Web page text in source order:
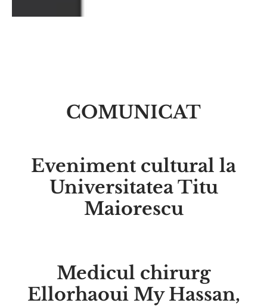
COMUNICAT
Eveniment cultural la
Universitatea Titu
Maiorescu
Medicul chirurg
Ellorhaoui My Hassan,